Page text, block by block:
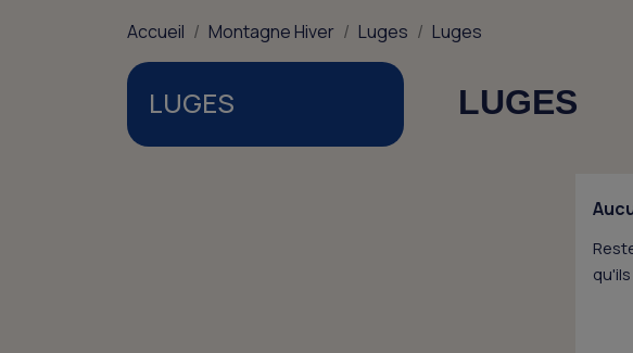
Accueil Montagne Hiver Luges Luges
LUGES LUGES